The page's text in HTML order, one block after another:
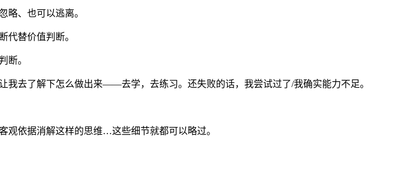
略、也可以逃离。
代替价值判断。
断。
了解下怎么做出来——去学，去练习。还失败的话，我尝试过了/我确实能力不足。
观依据消解这样的思维…这些细节就都可以略过。